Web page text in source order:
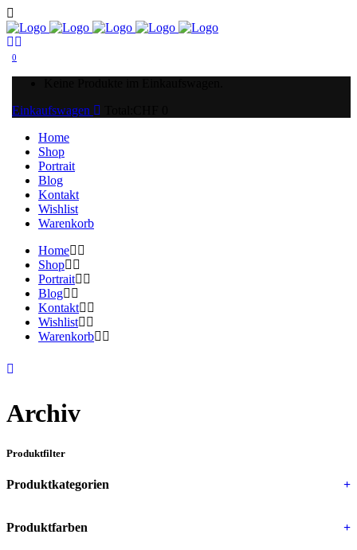
0
Einkaufswagen
Home
Shop
Portrait
Blog
Kontakt
Wishlist
Warenkorb
Home
Shop
Portrait
Blog
Kontakt
Wishlist
Warenkorb
Archiv
Produktfilter
Produktkategorien +
Produktfarben +